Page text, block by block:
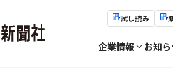
試し読み
企業情報 お知